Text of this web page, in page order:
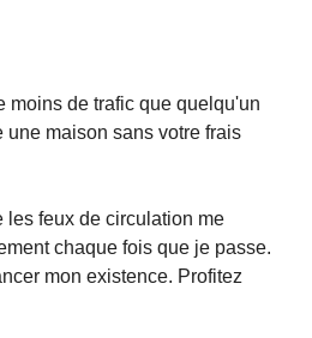
moins de trafic que quelqu'un
une maison sans votre frais
les feux de circulation me
chaque fois que je passe.
mon existence. Profitez